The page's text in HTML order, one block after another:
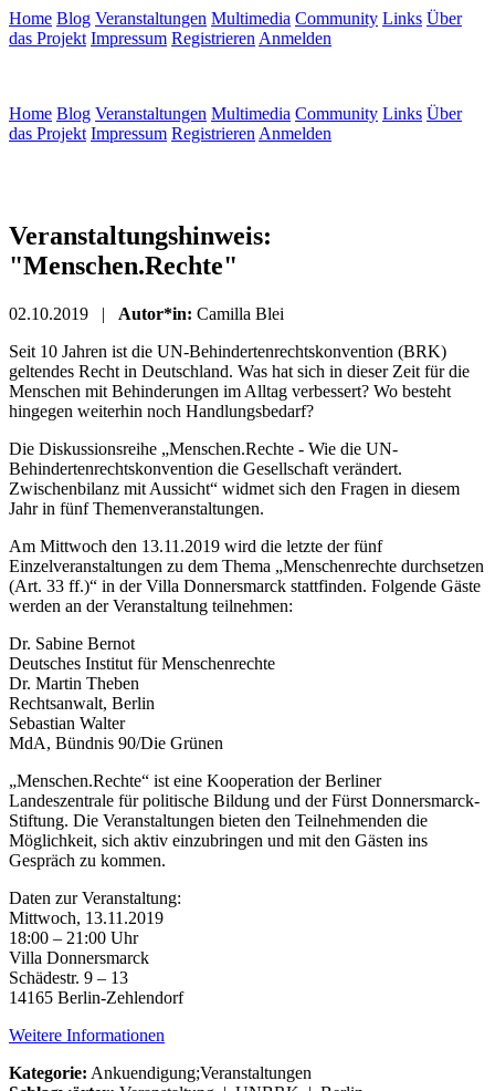
Home Blog Veranstaltungen Multimedia Community Links Über
das Projekt Impressum Registrieren Anmelden
Home Blog Veranstaltungen Multimedia Community Links Über
das Projekt Impressum Registrieren Anmelden
Veranstaltungshinweis:
"Menschen.Rechte"
02.10.2019 | Autor*in: Camilla Blei
Seit 10 Jahren ist die UN-Behindertenrechtskonvention (BRK)
geltendes Recht in Deutschland. Was hat sich in dieser Zeit für die
Menschen mit Behinderungen im Alltag verbessert? Wo besteht
hingegen weiterhin noch Handlungsbedarf?
Die Diskussionsreihe „Menschen.Rechte - Wie die UN-
Behindertenrechtskonvention die Gesellschaft verändert.
Zwischenbilanz mit Aussicht“ widmet sich den Fragen in diesem
Jahr in fünf Themenveranstaltungen.
Am Mittwoch den 13.11.2019 wird die letzte der fünf
Einzelveranstaltungen zu dem Thema „Menschenrechte durchsetzen
(Art. 33 ff.)“ in der Villa Donnersmarck stattfinden. Folgende Gäste
werden an der Veranstaltung teilnehmen:
Dr. Sabine Bernot
Deutsches Institut für Menschenrechte
Dr. Martin Theben
Rechtsanwalt, Berlin
Sebastian Walter
MdA, Bündnis 90/Die Grünen
„Menschen.Rechte“ ist eine Kooperation der Berliner
Landeszentrale für politische Bildung und der Fürst Donnersmarck-
Stiftung. Die Veranstaltungen bieten den Teilnehmenden die
Möglichkeit, sich aktiv einzubringen und mit den Gästen ins
Gespräch zu kommen.
Daten zur Veranstaltung:
Mittwoch, 13.11.2019
18:00 – 21:00 Uhr
Villa Donnersmarck
Schädestr. 9 – 13
14165 Berlin-Zehlendorf
Weitere Informationen
Kategorie: Ankuendigung;Veranstaltungen